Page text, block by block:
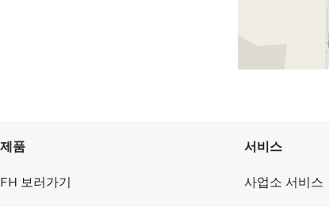
제품
FH 보러가기
서비스
사업소 서비스